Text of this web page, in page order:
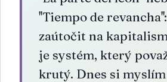
''Tiempo de revancha'':
zaútočit na
je systém, který
krutý. Dnes si